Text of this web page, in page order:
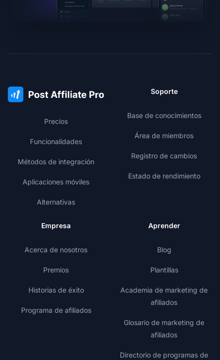
Precios
Funcionalidades
Métodos de integración
Aplicaciones móviles
Alternativas
Soporte
Base de conocimientos
Área de miembros
Registro de cambios
Estado de rendimiento
Empresa
Acerca de nosotros
Premios
Historias de éxito
Programa de afiliados
Aprender
Blog
Plantillas
Academia de marketing de
afiliados
Glosario de marketing de
afiliados
Directorio de programas de